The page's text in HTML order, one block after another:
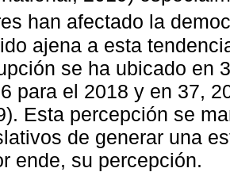
han afectado la
ajena a esta
se ha ubicado en
para el 2018 y en 37,
Esta percepción se
de generar una
ende, su percepción.